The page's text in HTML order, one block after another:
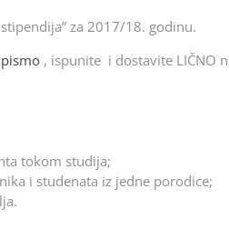
za 2017/18. godinu.
, ispunite i dostavite LIČNO
tokom studija;
i studenata iz jedne porodice;